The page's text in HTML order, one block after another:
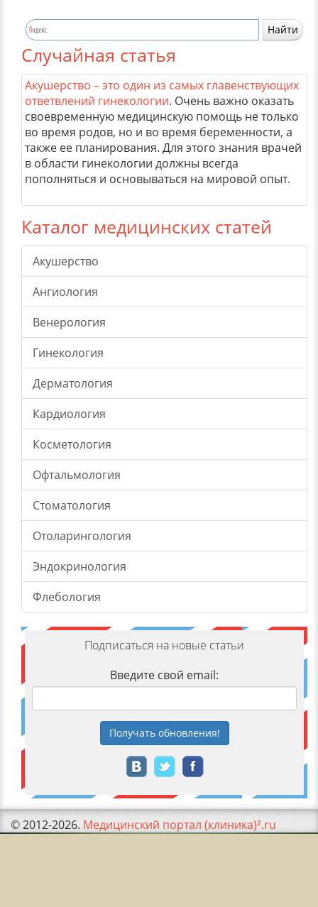
Случайная статья
Акушерство – это один из самых главенствующих
ответвлений гинекологии. Очень важно оказать
своевременную медицинскую помощь не только
во время родов, но и во время беременности, а
также ее планирования. Для этого знания врачей
в области гинекологии должны всегда
пополняться и основываться на мировой опыт.
Каталог медицинских статей
Акушерство
Ангиология
Венерология
Гинекология
Дерматология
Кардиология
Косметология
Офтальмология
Стоматология
Отоларингология
Эндокринология
Флебология
Подписаться на новые статьи
Введите свой email:
Получатьобновления!
© 2012-2026. Медицинский портал (клиника)².ru